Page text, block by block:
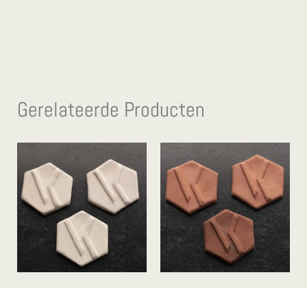
Gerelateerde Producten